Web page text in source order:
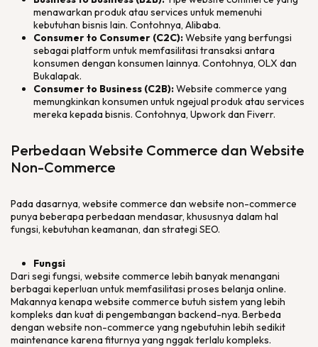
menawarkan produk atau services untuk memenuhi
kebutuhan bisnis lain. Contohnya, Alibaba.
Consumer to Consumer (C2C):Website yang berfungsi
sebagai platform untuk memfasilitasi transaksi antara
konsumen dengan konsumen lainnya. Contohnya, OLX dan
Bukalapak.
Consumer to Business (C2B):Website commerce yang
memungkinkan konsumen untuk ngejual produk atau services
mereka kepada bisnis. Contohnya, Upwork dan Fiverr.
Perbedaan Website Commerce dan Website
Non-Commerce
Pada dasarnya, website commerce dan website non-commerce
punya beberapa perbedaan mendasar, khususnya dalam hal
fungsi, kebutuhan keamanan, dan strategi SEO.
Fungsi
Dari segi fungsi, website commerce lebih banyak menangani
berbagai keperluan untuk memfasilitasi proses belanjaonline.
Makannya kenapawebsite commerce butuh sistem yang lebih
kompleks dan kuat di pengembangan backend-nya. Berbeda
dengan website non-commerce yang ngebutuhin lebih sedikit
maintenance karena fiturnya yang nggak terlalu kompleks.